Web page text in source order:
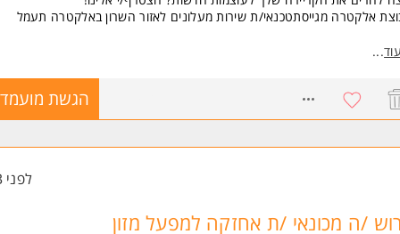
אלקטרה מגייסתטכנאי/ת שירות מעלונים לאזור השרון באלקטרה תעמל
התפקיד:
העבודה הינה טכנית ובשטח ב-100% מהזמן וכל מי שמעוניין/ת לרכוש
זו הזדמנות בעבורו/ה.
מלאה:
עוד...
הגשת
לפני 3 שעות
/ה מכונאי /ת אחזקה למפעל מזון